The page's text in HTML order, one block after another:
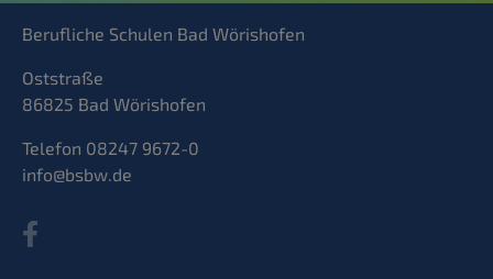
Berufliche Schulen Bad Wörishofen
Oststraße
86825 Bad Wörishofen
Telefon 08247 9672-0
info@bsbw.de